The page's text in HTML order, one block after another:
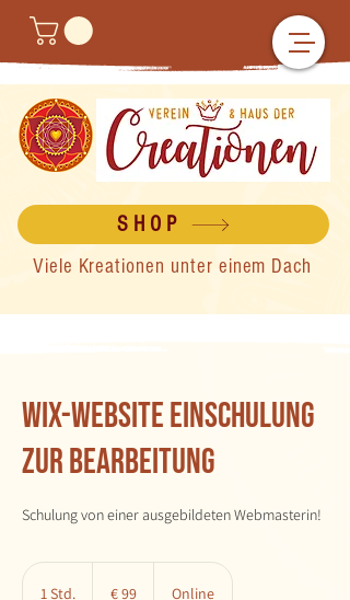
SHOP
Viele Kreationen unter einem Dach
WIX-Website Einschulung
zur Bearbeitung
Schulung von einer ausgebildeten Webmasterin!
1 Std. € 99 Online